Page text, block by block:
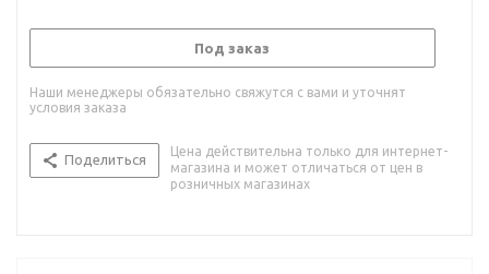
Под заказ
Наши менеджеры обязательно свяжутся с вами и уточнят
условия заказа
Поделиться
Цена действительна только для интернет-
магазина и может отличаться от цен в
розничных магазинах